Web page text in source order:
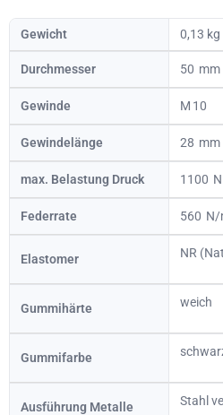
Gewicht 0,13 kg
Durchmesser 50
Gewinde 10
Gewindelänge 28
max. Belastung Druck 1100
Federrate 560
Elastomer NR
Gummihärte weich
Gummifarbe
Ausführung Metalle Stahl